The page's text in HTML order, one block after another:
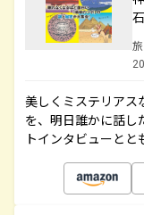
美しくミステリアス
を、明日誰かに話し
トインタビューとと